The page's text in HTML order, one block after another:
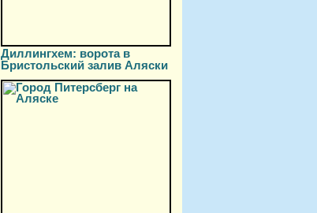
Диллингхем: ворота в
Бристольский залив Аляски